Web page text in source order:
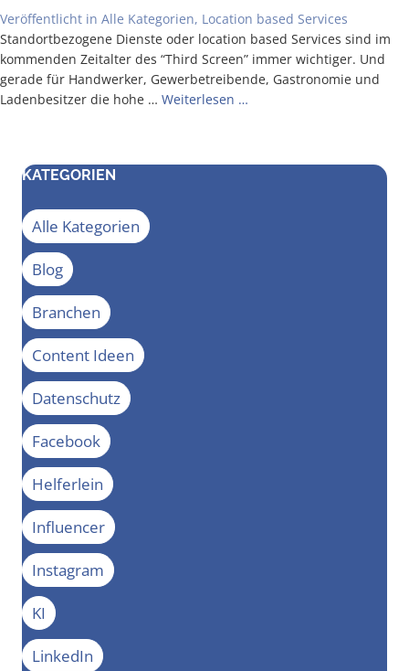
Veröffentlicht in Alle Kategorien, Location based Services
Stand­ort­be­zo­ge­ne Diens­te oder loca­ti­on based Ser­vices sind im
kom­men­den Zeit­al­ter des “Third Screen” immer wich­ti­ger. Und
gera­de für Hand­wer­ker, Gewer­be­trei­ben­de, Gas­tro­no­mie und
Laden­be­sit­zer die hohe … Wei­ter­le­sen …
KATEGORIEN
Alle Kategorien
Blog
Branchen
Content Ideen
Datenschutz
Facebook
Helferlein
Influencer
Instagram
KI
LinkedIn